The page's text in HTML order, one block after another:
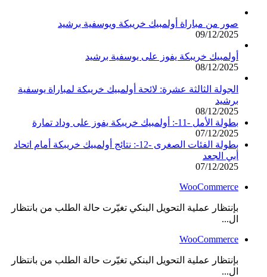
صور من مباراة أولمبيك خريبكة ويوسفية برشيد
09/12/2025
أولمبيك خريبكة يفوز على يوسفية برشيد
08/12/2025
الجولة الثالثة عشرة: لائحة أولمبيك خريبكة لمباراة يوسفية
برشيد
08/12/2025
بطولة الأمل -11-: أولمبيك خريبكة يفوز على وداد تمارة
07/12/2025
بطولة الفئات الصغرى -12-: نتائج أولمبيك خريبكة أمام اتحاد
أبي الجعد
07/12/2025
WooCommerce
بإنتظار عملية التحويل البنكي تغيّرت حالة الطلب من بانتظار
ال...
WooCommerce
بإنتظار عملية التحويل البنكي تغيّرت حالة الطلب من بانتظار
ال...